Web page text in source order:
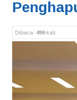
Dibaca: 499kali